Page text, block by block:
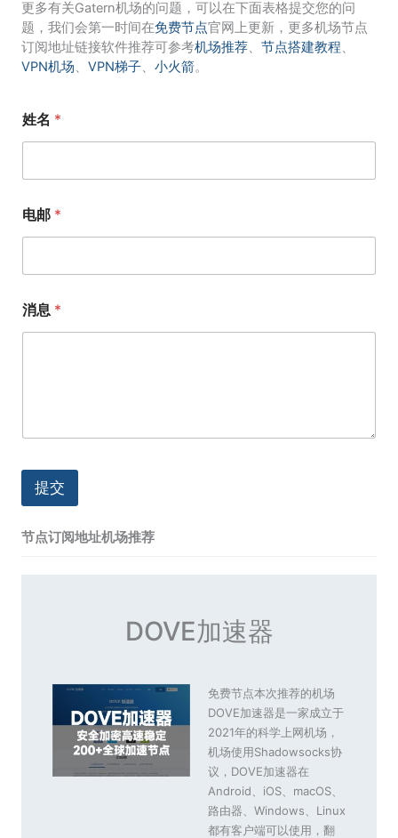
更多有关Gatern机场的问题，可以在下面表格提交您的问
题，我们会第一时间在免费节点官网上更新，更多机场节点
订阅地址链接软件推荐可参考机场推荐、 节点搭建教程
VPN机场
VPN梯子、 小火箭。
姓名 *
电邮 *
消息 *
提交
节点订阅地址机场推荐
DOVE加速器
免费节点本次推荐的机场
DOVE加速器是一家成立于
2021年的科学上网机场，
机场使用Shadowsocks协
议，DOVE加速器在
Android、iOS、macOS、
路由器、Windows、Linux
都有客户端可以使用，翻